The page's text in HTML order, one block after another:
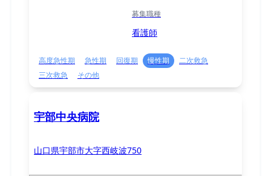
募集職種
看護師
高度急性期 急性期 回復期 慢性期
二次救急
三次救急
その他
宇部中央病院
山口県宇部市大字西岐波750